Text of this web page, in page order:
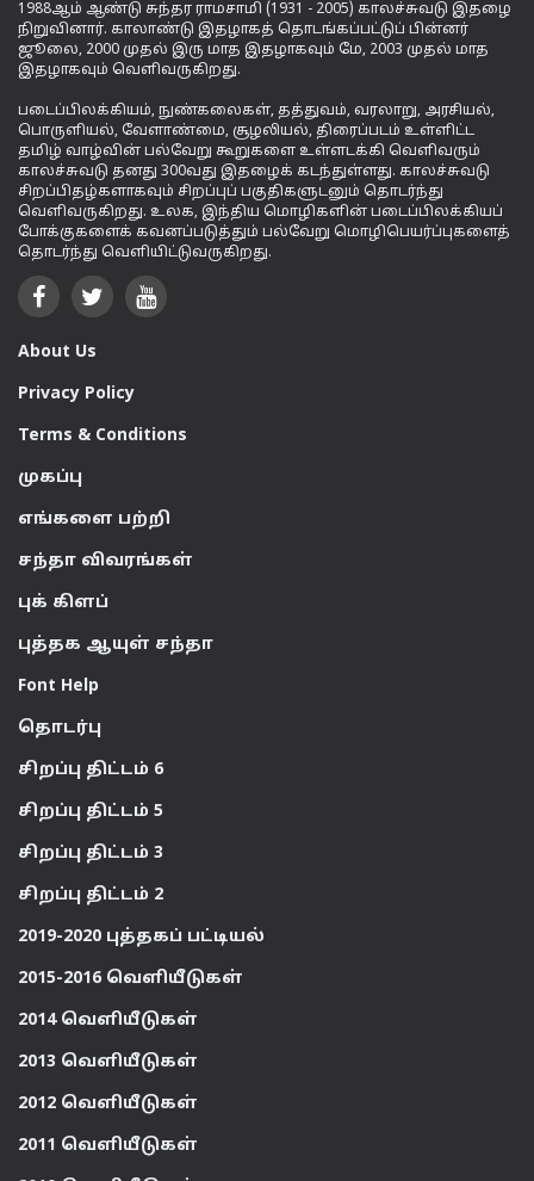
1988ஆம் ஆண்டு சுந்தர ராமசாமி (1931 - 2005) காலச்சுவடு இதழை
நிறுவினார். காலாண்டு இதழாகத் தொடங்கப்பட்டுப் பின்னர்
ஜூலை, 2000 முதல் இரு மாத இதழாகவும் மே, 2003 முதல் மாத
இதழாகவும் வெளிவருகிறது.
படைப்பிலக்கியம், நுண்கலைகள், தத்துவம், வரலாறு, அரசியல்,
பொருளியல், வேளாண்மை, சூழலியல், திரைப்படம் உள்ளிட்ட
தமிழ் வாழ்வின் பல்வேறு கூறுகளை உள்ளடக்கி வெளிவரும்
காலச்சுவடு தனது 300வது இதழைக் கடந்துள்ளது. காலச்சுவடு
சிறப்பிதழ்களாகவும் சிறப்புப் பகுதிகளுடனும் தொடர்ந்து
வெளிவருகிறது. உலக, இந்திய மொழிகளின் படைப்பிலக்கியப்
போக்குகளைக் கவனப்படுத்தும் பல்வேறு மொழிபெயர்ப்புகளைத்
தொடர்ந்து வெளியிட்டுவருகிறது.
About Us
Privacy Policy
Terms & Conditions
முகப்பு
எங்களை பற்றி
சந்தா விவரங்கள்
புக் கிளப்
புத்தக ஆயுள் சந்தா
Font Help
தொடர்பு
சிறப்பு திட்டம் 6
சிறப்பு திட்டம் 5
சிறப்பு திட்டம் 3
சிறப்பு திட்டம் 2
2019-2020 புத்தகப் பட்டியல்
2015-2016 வெளியீடுகள்
2014 வெளியீடுகள்
2013 வெளியீடுகள்
2012 வெளியீடுகள்
2011 வெளியீடுகள்